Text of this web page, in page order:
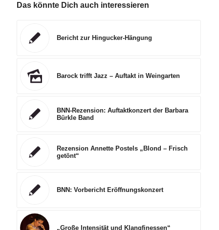
Das könnte Dich auch interessieren
Bericht zur Hingucker-Hängung
Barock trifft Jazz – Auftakt in Weingarten
BNN-Rezension: Auftaktkonzert der Barbara
Bürkle Band
Rezension Annette Postels „Blond – Frisch
getönt“
BNN: Vorbericht Eröffnungskonzert
„Große Intensität und Klangfinessen“